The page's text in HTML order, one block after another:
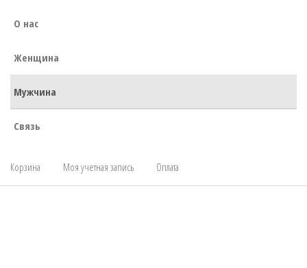
О нас
Женщина
Мужчина
Связь
Корзина Моя учетная запись Оплата